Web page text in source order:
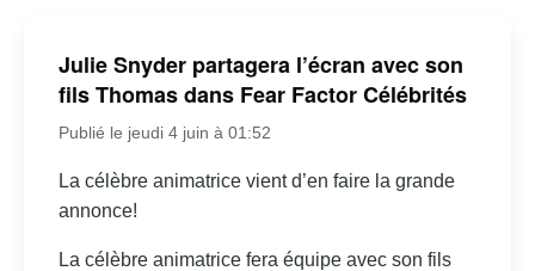
Julie Snyder partagera l’écran avec son
fils Thomas dans Fear Factor Célébrités
Publié le jeudi 4 juin à 01:52
La célèbre animatrice vient d’en faire la grande
annonce!
La célèbre animatrice fera équipe avec son fils